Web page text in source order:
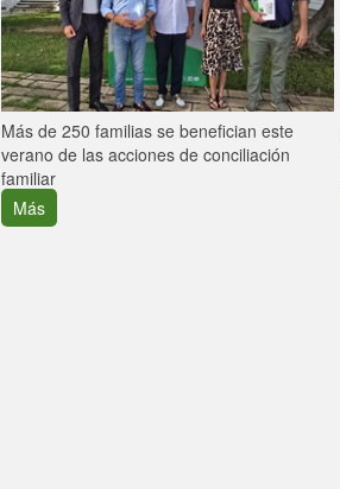
Más de 250 familias se benefician este
verano de las acciones de conciliación
familiar
Más